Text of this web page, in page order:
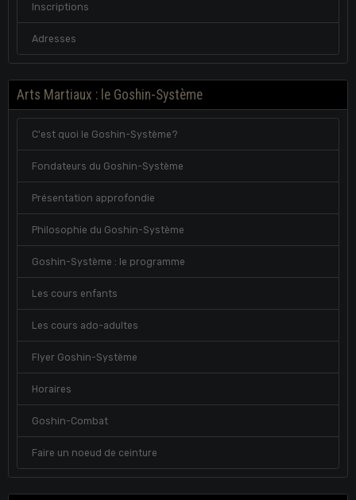
Inscriptions
Adresses
Arts Martiaux : le Goshin-Système
C'est quoi le Goshin-Système?
Fondateurs du Goshin-Système
Présentation approfondie
Philosophie du Goshin-Système
Goshin-Système : le programme
Les cours enfants
Les cours ado-adultes
Flyer Goshin-Système
Horaires
Goshin-Combat
Faire un noeud de ceinture